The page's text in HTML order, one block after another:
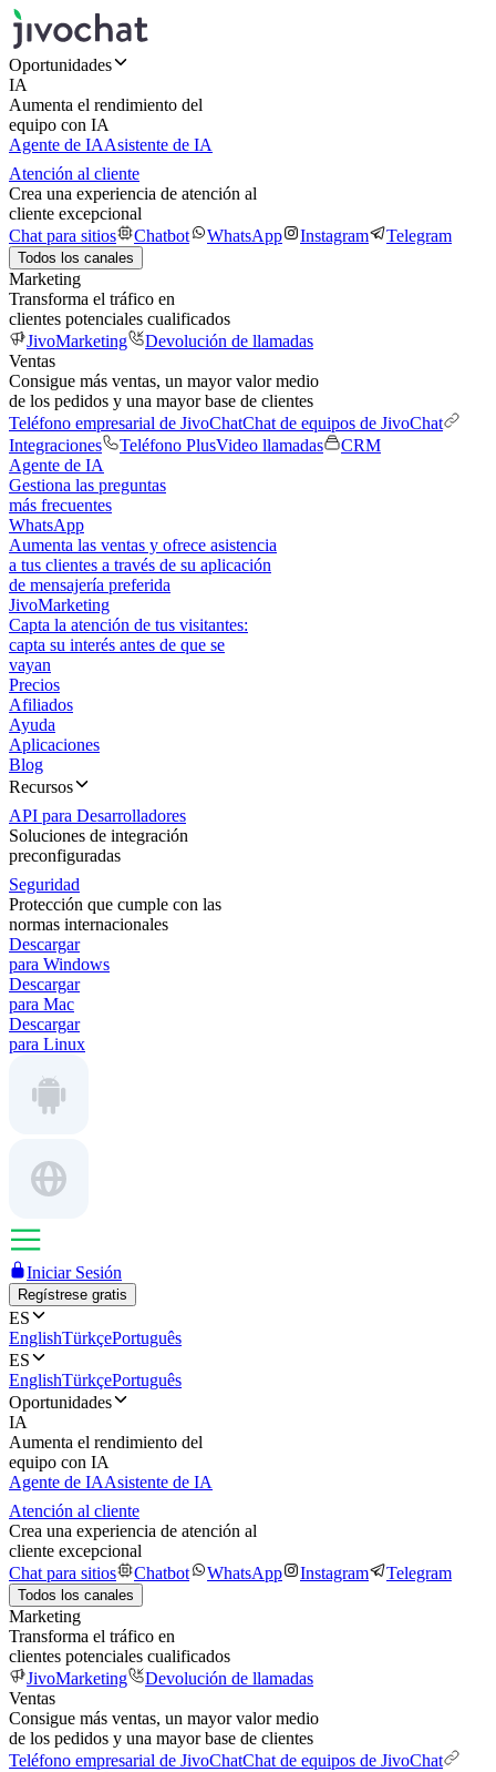
Oportunidades
IA
Aumenta el rendimiento del
equipo con IA
Agente de IAAsistente de IA
Atención al cliente
Crea una experiencia de atención al
cliente excepcional
Chat para sitios
Chatbot WhatsApp Instagram Telegram
Todos los canales
Marketing
Transforma el tráfico en
clientes potenciales cualificados
JivoMarketing
Devolución de llamadas
Ventas
Consigue más ventas, un mayor valor medio
de los pedidos y una mayor base de clientes
Teléfono empresarial de JivoChatChat de equipos de JivoChat
Integraciones
Teléfono PlusVideo llamadas
CRM
Agente de IA
Gestiona las preguntas
más frecuentes
WhatsApp
Aumenta las ventas y ofrece asistencia
a tus clientes a través de su aplicación
de mensajería preferida
JivoMarketing
Capta la atención de tus visitantes:
capta su interés antes de que se
vayan
Precios
Afiliados
Ayuda
Aplicaciones
Blog
Recursos
API para Desarrolladores
Soluciones de integración
preconfiguradas
Seguridad
Protección que cumple con las
normas internacionales
Descargar
para Windows
Descargar
para Mac
Descargar
para Linux
Iniciar Sesión
Regístrese gratis
ES
EnglishTürkçePortuguês
ES
EnglishTürkçePortuguês
Oportunidades
IA
Aumenta el rendimiento del
equipo con IA
Agente de IAAsistente de IA
Atención al cliente
Crea una experiencia de atención al
cliente excepcional
Chat para sitios
Chatbot WhatsApp Instagram Telegram
Todos los canales
Marketing
Transforma el tráfico en
clientes potenciales cualificados
JivoMarketing
Devolución de llamadas
Ventas
Consigue más ventas, un mayor valor medio
de los pedidos y una mayor base de clientes
Teléfono empresarial de JivoChatChat de equipos de JivoChat